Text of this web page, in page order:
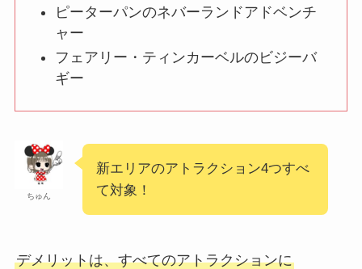
ピーターパンのネバーランドアドベンチ
ャー
フェアリー・ティンカーベルのビジーバ
ギー
ちゅん
新エリアのアトラクション4つすべ
て対象！
デメリットは、すべてのアトラクションに